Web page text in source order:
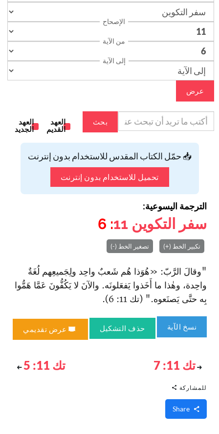
الإصحاح
من الآية
إلى الآية
عرض
بحث
العهد
القديم
العهد
الجديد
📥 حمّل الكتاب المقدس للاستخدام بدون إنترنت
تحميل للاستخدام بدون إنترنت
الترجمة اليسوعية:
سفر التكوين 11
: 6
تكبير الخط (+) تصغير الخط (-)
"وقالَ الرَّبّ: «هُوَذا هُم شَعبٌ واحِد ولِجَميعِهم لُغَةٌ
واحِدة، وهٰذا ما أَخَذوا يَفعَلونَه. والآنَ لا يَكُفُّونَ عَمَّا هَمُّوا
بِه حتَّى يَصنَعوه." (تك 11: 6).
نسخ الآية حذف التشكيل عرض تقديمي
تك 11: 7 تك 11: 5
للمشاركة